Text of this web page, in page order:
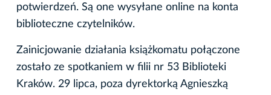
potwierdzeń. Są one wysyłane online na konta
biblioteczne czytelników.
Zainicjowanie działania książkomatu połączone
zostało ze spotkaniem w filii nr 53 Biblioteki
Kraków. 29 lipca, poza dyrektorką Agnieszką